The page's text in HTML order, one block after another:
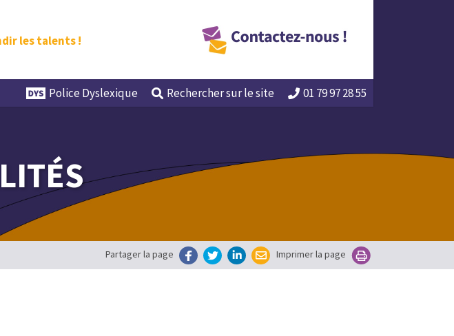
les talents !
Police Dyslexique Recherchersur le site 01 79 97 28 55
Partager la page Imprimer la page